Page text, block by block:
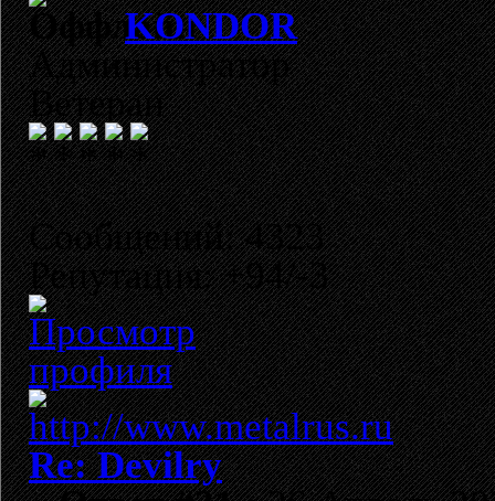
KONDOR
Администратор
Ветеран
Сообщений: 4323
Репутация: +94/-3
Re: Devilry